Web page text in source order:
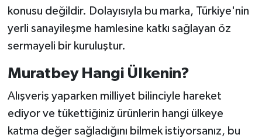
konusu değildir. Dolayısıyla bu marka, Türkiye'nin
yerli sanayileşme hamlesine katkı sağlayan öz
sermayeli bir kuruluştur.
Muratbey Hangi Ülkenin?
Alışveriş yaparken milliyet bilinciyle hareket
ediyor ve tükettiğiniz ürünlerin hangi ülkeye
katma değer sağladığını bilmek istiyorsanız, bu